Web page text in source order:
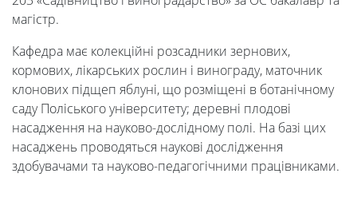
Студенту
Ресурси
та
сервіси
магістр.
Кафедра має колекційні розсадники зернових,
кормових, лікарських рослин і винограду, маточник
клонових підщеп яблуні, що розміщені в ботанічному
саду Поліського університету; деревні плодові
насадження на науково-дослідному полі. На базі цих
насаджень проводяться наукові дослідження
здобувачами та науково-педагогічними працівниками.